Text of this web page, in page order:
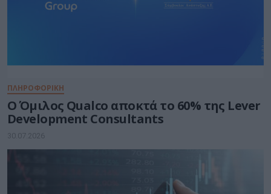
ΠΛΗΡΟΦΟΡΙΚΗ
Ο Όμιλος Qualco αποκτά το 60% της Lever
Development Consultants
30.07.2026